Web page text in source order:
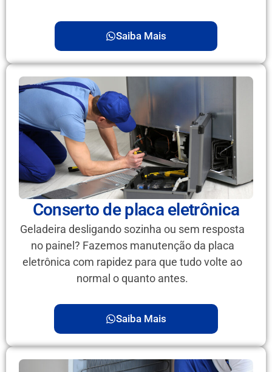
Saiba Mais
Conserto de placa eletrônica
Geladeira desligando sozinha ou sem resposta
no painel? Fazemos manutenção da placa
eletrônica com rapidez para que tudo volte ao
normal o quanto antes.
Saiba Mais